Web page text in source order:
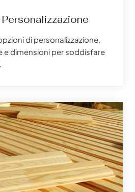
di personalizzazione,
e dimensioni per soddisfare